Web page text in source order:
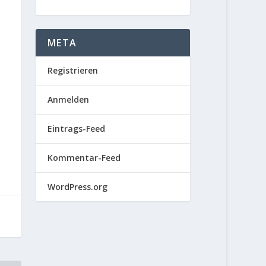
META
Registrieren
Anmelden
Eintrags-Feed
Kommentar-Feed
WordPress.org